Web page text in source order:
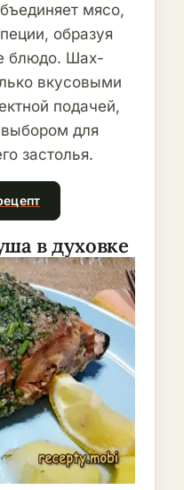
мясо,
образуя
блюдо. Шах-
вкусовыми
подачей,
для
застолья.
в духовке